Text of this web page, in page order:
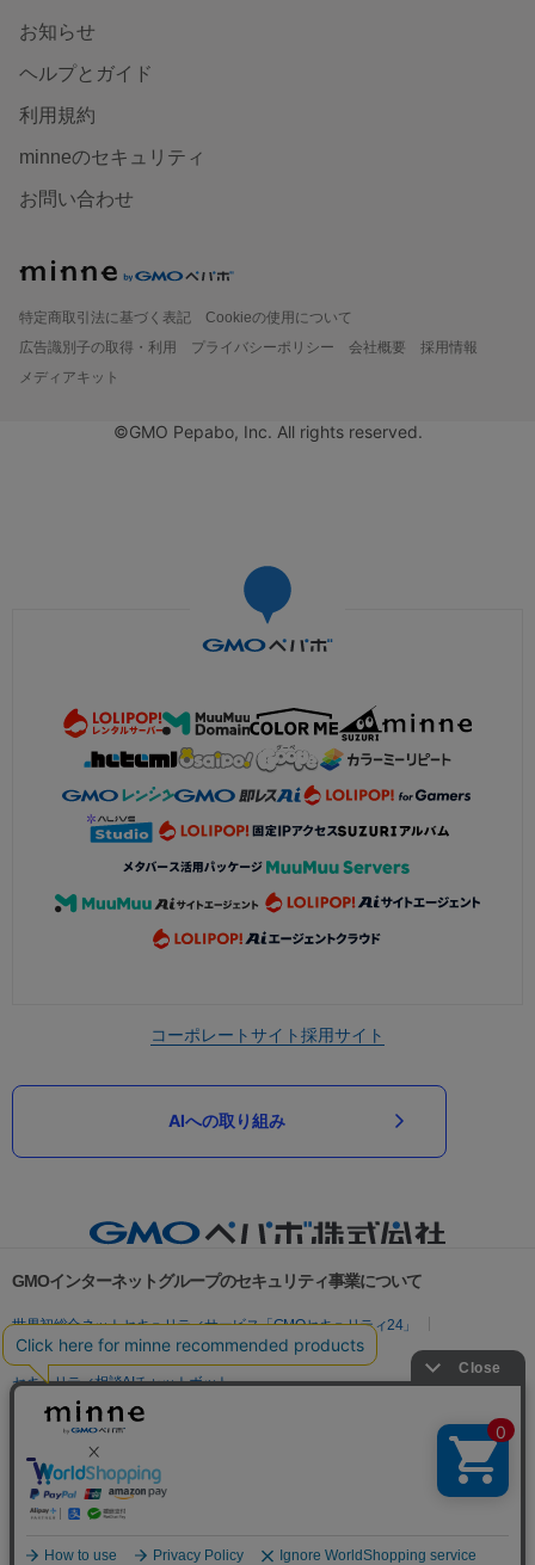
お知らせ
ヘルプとガイド
利用規約
minneのセキュリティ
お問い合わせ
特定商取引法に基づく表記
Cookieの使用について
広告識別子の取得・利用
プライバシーポリシー 会社概要
採用情報
メディアキット
©GMO Pepabo, Inc. All rights reserved.
コーポレートサイト採用サイト
AIへの取り組み
GMOインターネットグループのセキュリティ事業について
世界初総合ネットセキュリティサービス「GMOセキュリティ24」
パスワード漏洩診断
Webサイトリスク診断
セキュリティ相談AIチャットボット
実在証明・盗聴対策
サイバー攻撃対策（GMO Flatt Security）
セキュリティ事業の軌跡